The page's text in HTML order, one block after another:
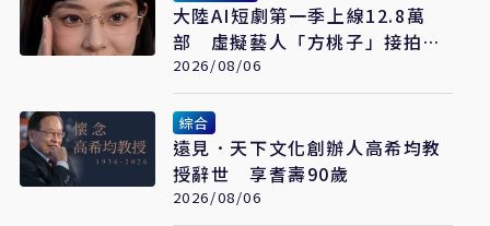
大陸AI短劇第一季上線12.8萬
部 虛擬藝人「方桃子」接拍美
瞳廣告
2026/08/06
綜合
遠見．天下文化創辦人高希均教
授辭世 享耆壽90歲
2026/08/06